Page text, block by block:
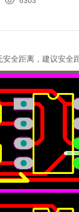
全距离，建议安